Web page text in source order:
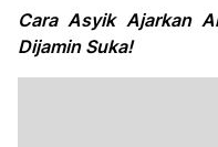
Cara Asyik Ajarkan
Dijamin Suka!